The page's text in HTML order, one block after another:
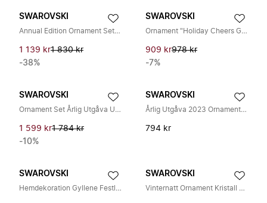
SWAROVSKI
Annual Edition Ornament Set 2024
1 139 kr1 830 kr
-38%
SWAROVSKI
Ornament "Holiday Cheers Gingerbread Star" Unisex 5627610
909 kr978 kr
-7%
SWAROVSKI
Ornament Set Årlig Utgåva Unisex Julstjärna 2023 Klar 5649776
1 599 kr1 784 kr
-10%
SWAROVSKI
Årlig Utgåva 2023 Ornament, Stjärna med Präktigt Grönt Band och Klart Swarovski Kristall 5636253
794 kr
SWAROVSKI
Hemdekoration Gyllene Festlig Stjärna 'Årlig Utgåva Festlig Ornament 2023' 5648746
SWAROVSKI
Vinternatt Ornament Kristall Vit 5464872